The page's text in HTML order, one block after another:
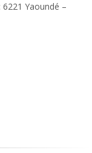
Yaoundé –